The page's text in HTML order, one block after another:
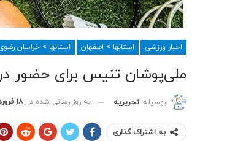
اخبار ورزشی استانها > اصفهان استانها > خراسان
ملی‌پوشان تنیس برای حضور
بوسیله تحریریه به روز رسانی شده در ۱۸ فروردین ۱۴۰۳
به اشتراک گذاری